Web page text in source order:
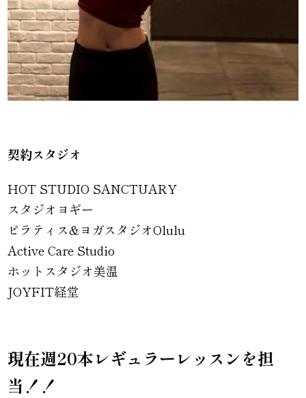
契約スタジオ
HOT STUDIO SANCTUARY
スタジオヨギー
ピラティス&ヨガスタジオOlulu
Active Care Studio
ホットスタジオ美温
JOYFIT経堂
現在週20本レギュラーレッスンを担
当！！